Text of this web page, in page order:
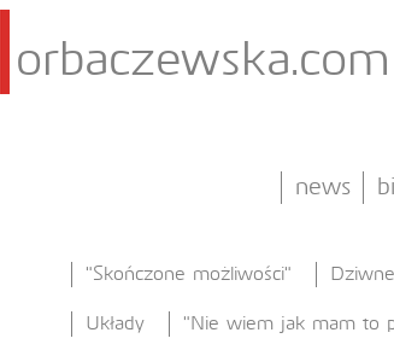
orbaczewska.com
news
"Skończone możliwości"
Układy "Nie wiem jak mam to